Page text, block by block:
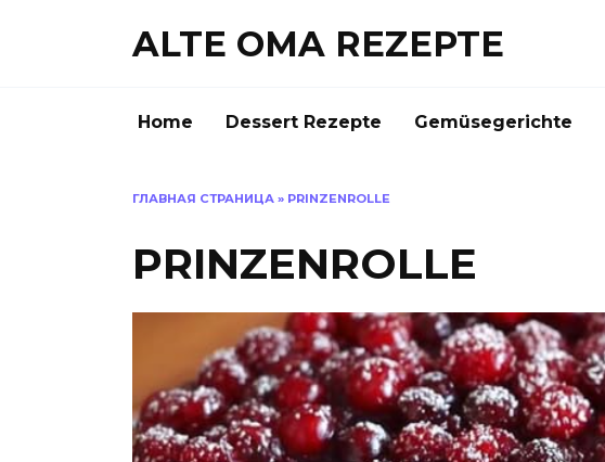
ALTE OMA REZEPTE
Home Dessert Rezepte Gemüsegerichte
ГЛАВНАЯ СТРАНИЦА » PRINZENROLLE
PRINZENROLLE